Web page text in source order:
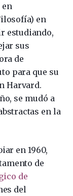
en
estudiando,
sus
de
para que su
Harvard.
se mudó a
en la
en 1960,
de
de
del